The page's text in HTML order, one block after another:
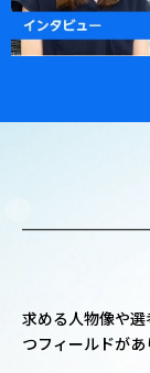
求める人物像や
つフィールドがあ